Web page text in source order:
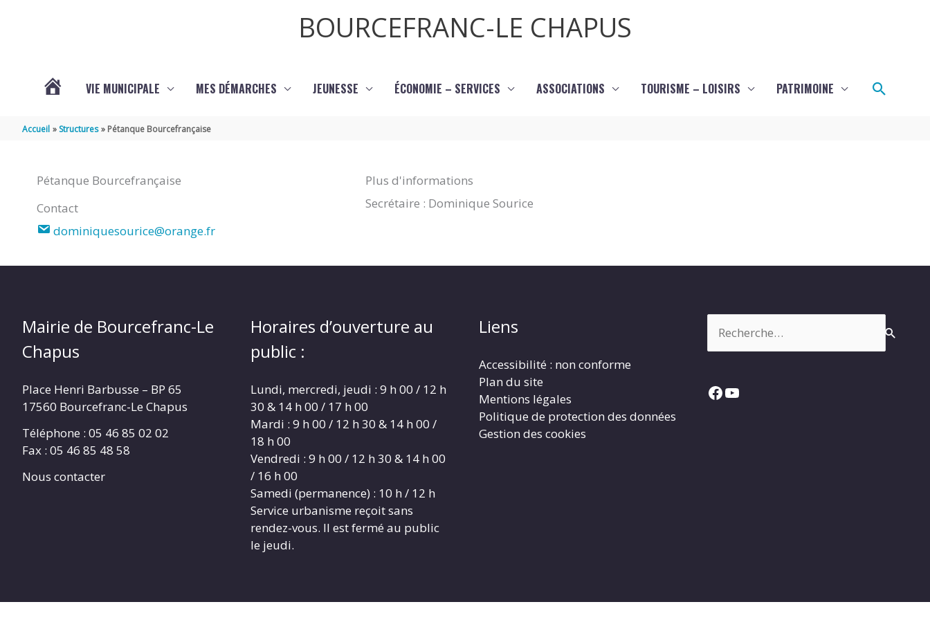
BOURCEFRANC-LE CHAPUS
VIE MUNICIPALE MES DÉMARCHES JEUNESSE ÉCONOMIE – SERVICES ASSOCIATIONS TOURISME – LOISIRS PATRIMOINE
Accueil Structures Pétanque Bourcefrançaise
Pétanque Bourcefrançaise
Contact
dominiquesourice@orange.fr
Plus d'informations
Secrétaire : Dominique Sourice
Mairie de Bourcefranc-Le
Chapus
Place Henri Barbusse – BP 65
17560 Bourcefranc-Le Chapus
Téléphone : 05 46 85 02 02
Fax : 05 46 85 48 58
Nous contacter
Horaires d’ouverture au
public :
Lundi, mercredi, jeudi : 9 h 00 / 12 h
30 & 14 h 00 / 17 h 00
Mardi : 9 h 00 / 12 h 30 & 14 h 00 /
18 h 00
Vendredi : 9 h 00 / 12 h 30 & 14 h 00
/ 16 h 00
Samedi (permanence) : 10 h / 12 h
Service urbanisme reçoit sans
rendez-vous. Il est fermé au public
le jeudi.
Liens
Accessibilité : non conforme
Plan du site
Mentions légales
Politique de protection des données
Gestion des cookies
Facebook
YouTube